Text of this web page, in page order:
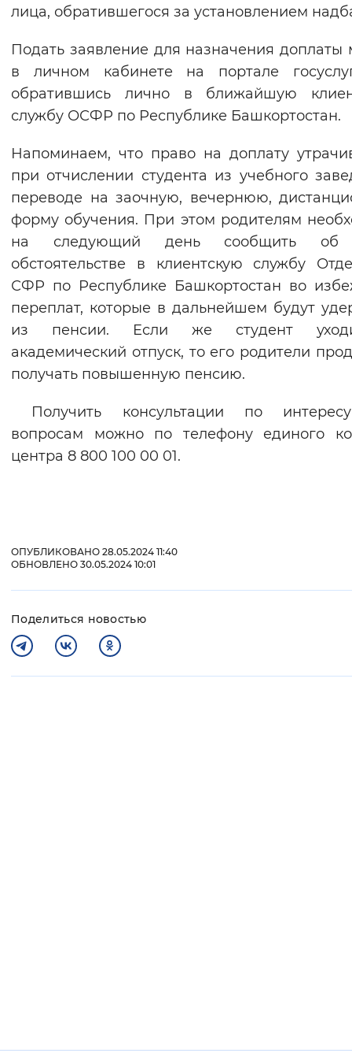
лица, обратившегося за установлением
Подать заявление для назначения доплаты
в личном кабинете на портале
обратившись лично в ближайшую
службу ОСФР по Республике Башкортостан.
Напоминаем, что право на доплату
при отчислении студента из учебного
переводе на заочную, вечернюю,
форму обучения. При этом родителям
на следующий день сообщить об
обстоятельстве в клиентскую службу
СФР по Республике Башкортостан во
переплат, которые в дальнейшем будут
из пенсии. Если же студент
академический отпуск, то его родители
получать повышенную пенсию.
Получить консультации по
вопросам можно по телефону единого
центра 8 800 100 00 01.
ОПУБЛИКОВАНО 28.05.2024 11:40
ОБНОВЛЕНО 30.05.2024 10:01
Поделиться новостью